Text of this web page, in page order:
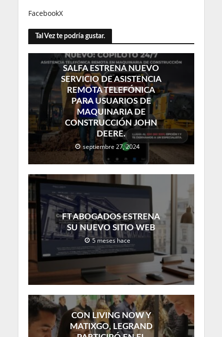
FacebookX
Tal Vez te podría gustar.
SALFA ESTRENA NUEVO
SERVICIO DE ASISTENCIA
REMOTA TELEFÓNICA
PARA USUARIOS DE
MAQUINARIA DE
CONSTRUCCIÓN JOHN
DEERE.
septiembre 27, 2024
FT ABOGADOS ESTRENA
SU NUEVO SITIO WEB
5 meses hace
CON LIVING NOW Y
MATIXGO, LEGRAND